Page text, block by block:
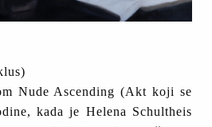
Nude Ascending (Akt koji se
kada je Helena Schultheis